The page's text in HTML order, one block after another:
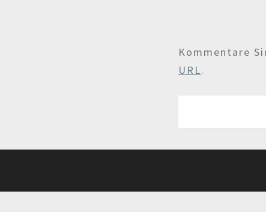
Kommentare
URL.